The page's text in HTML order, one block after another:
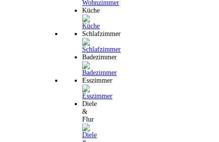
Küche
Schlafzimmer
Badezimmer
Esszimmer
Diele
&
Flur